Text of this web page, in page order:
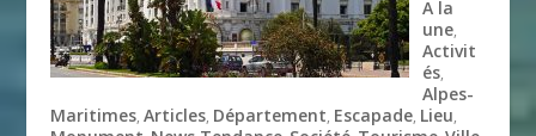
A la
une,
Activit
és,
Alpes-
Maritimes,Articles, Département, Escapade, Lieu,